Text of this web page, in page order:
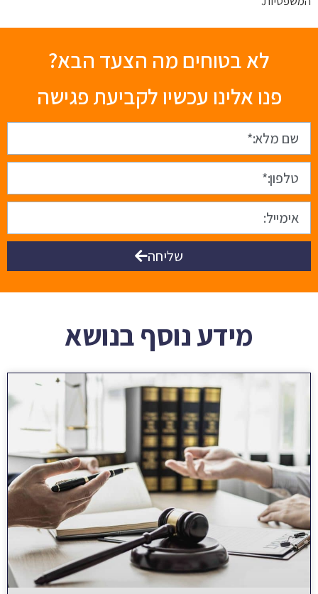
לא בטוחים מה הצעד הבא?
פנו אלינו עכשיו לקביעת פגישה
שליחה
מידע נוסף בנושא